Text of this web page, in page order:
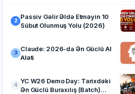
2
Passiv Gəlir Əldə Etməyin 10
Sübut Olunmuş Yolu (2026)
3
Claude: 2026-da Ən Güclü AI
Aləti
4
YC W26 Demo Day: Tarixdəki
Ən Güclü Buraxılış (Batch)